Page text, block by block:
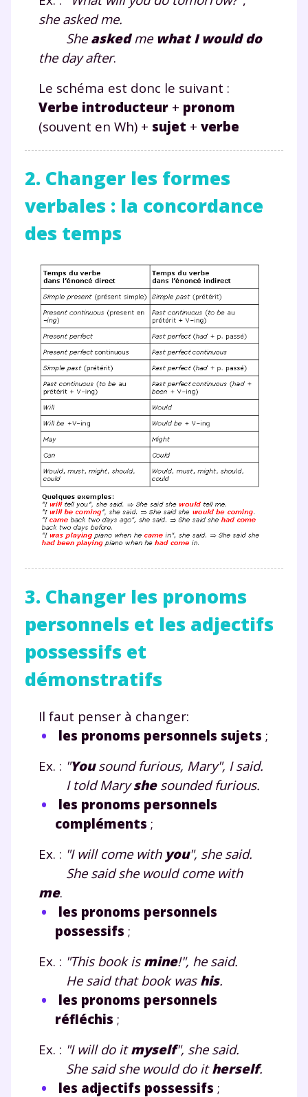
she asked me.
She askedme what I would do
the day after.
Le schéma est donc le suivant :
Verbe introducteur + pronom
(souvent en Wh) + sujet + verbe
2. Changer les formes
verbales : la concordance
des temps
3. Changer les pronoms
personnels et les adjectifs
possessifs et
démonstratifs
Il faut penser à changer:
les pronoms personnels sujets ;
Ex. : "Yousound furious, Mary", I said.
I told Maryshesounded furious.
les pronoms personnels
compléments ;
Ex. : "I will come with you", she said.
She said she would come with
me.
les pronoms personnels
possessifs ;
Ex. : "This book is mine!", he said.
He said that book was his.
les pronoms personnels
réfléchis ;
Ex. : "I will do itmyself", she said.
She said she would do itherself.
les adjectifs possessifs ;
Envie de progresser
et de réussir votre
année scolaire ?
Testez gratuitement
pendant 24h notre
plateforme de soutien
scolaire !